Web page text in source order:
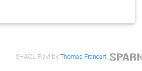
SHACL Play! byThomas Francart,